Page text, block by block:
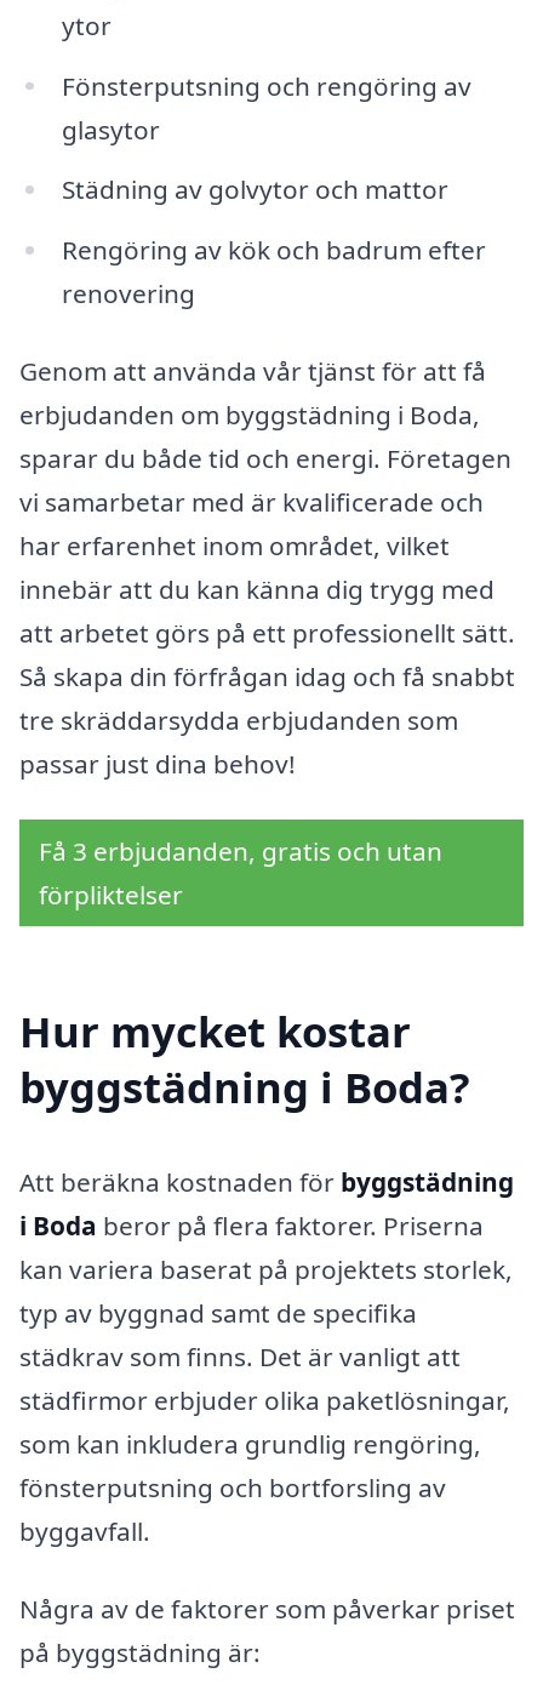
ytor
Fönsterputsning och rengöring av
glasytor
Städning av golvytor och mattor
Rengöring av kök och badrum efter
renovering
Genom att använda vår tjänst för att få
erbjudanden om byggstädning i Boda,
sparar du både tid och energi. Företagen
vi samarbetar med är kvalificerade och
har erfarenhet inom området, vilket
innebär att du kan känna dig trygg med
att arbetet görs på ett professionellt sätt.
Så skapa din förfrågan idag och få snabbt
tre skräddarsydda erbjudanden som
passar just dina behov!
Få 3 erbjudanden, gratis och utan
förpliktelser
Hur mycket kostar
byggstädning i Boda?
Att beräkna kostnaden för byggstädning
i Boda beror på flera faktorer. Priserna
kan variera baserat på projektets storlek,
typ av byggnad samt de specifika
städkrav som finns. Det är vanligt att
städfirmor erbjuder olika paketlösningar,
som kan inkludera grundlig rengöring,
fönsterputsning och bortforsling av
byggavfall.
Några av de faktorer som påverkar priset
på byggstädning är: